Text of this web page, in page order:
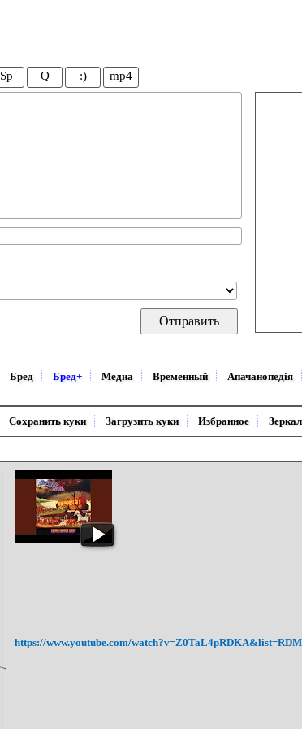
Sp Q :) mp4
Бред Бред+ Медиа Временный Апачанопедiя
Сохранить куки Загрузить куки Избранное
https://www.youtube.com/